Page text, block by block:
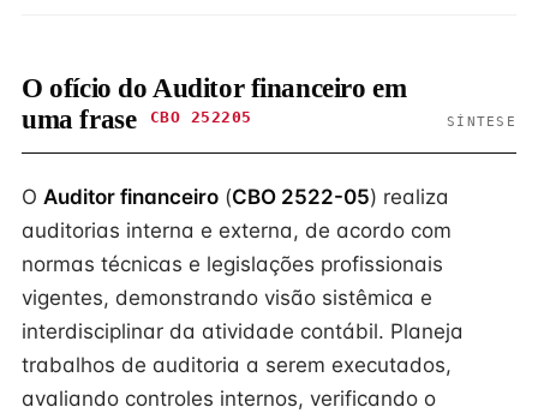
O ofício do Auditor financeiro em
uma frase
CBO 252205 SÍNTESE
O Auditor financeiro (CBO 2522-05) realiza
auditorias interna e externa, de acordo com
normas técnicas e legislações profissionais
vigentes, demonstrando visão sistêmica e
interdisciplinar da atividade contábil. Planeja
trabalhos de auditoria a serem executados,
avaliando controles internos, verificando o